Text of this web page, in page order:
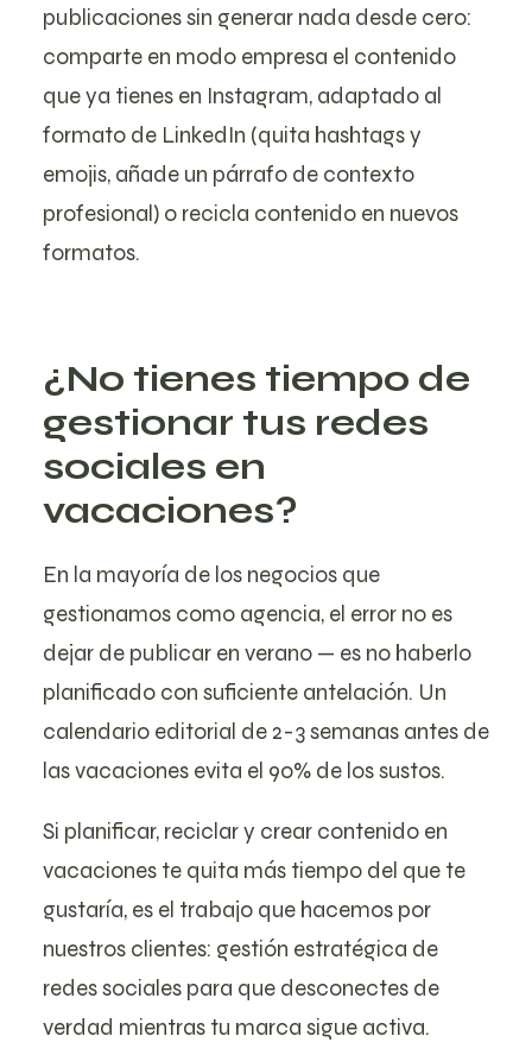
publicaciones sin generar nada desde cero:
comparte en modo empresa el contenido
que ya tienes en Instagram, adaptado al
formato de LinkedIn (quita hashtags y
emojis, añade un párrafo de contexto
profesional) o recicla contenido en nuevos
formatos.
¿No tienes tiempo de
gestionar tus redes
sociales en
vacaciones?
En la mayoría de los negocios que
gestionamos como agencia, el error no es
dejar de publicar en verano — es no haberlo
planificado con suficiente antelación. Un
calendario editorial de 2-3 semanas antes de
las vacaciones evita el 90% de los sustos.
Si planificar, reciclar y crear contenido en
vacaciones te quita más tiempo del que te
gustaría, es el trabajo que hacemos por
nuestros clientes: gestión estratégica de
redes sociales para que desconectes de
verdad mientras tu marca sigue activa.